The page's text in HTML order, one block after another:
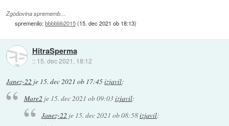
Zgodovina sprememb…
spremenilo:bbbbbb2015(15. dec 2021 ob 18:13)
HitraSperma
:: 15. dec 2021, 18:12
Janez-22 je 15. dec 2021 ob 17:45izjavil:
Mare2je 15. dec 2021 ob 09:03izjavil:
Janez-22 je 15. dec 2021 ob 08:58izjavil: